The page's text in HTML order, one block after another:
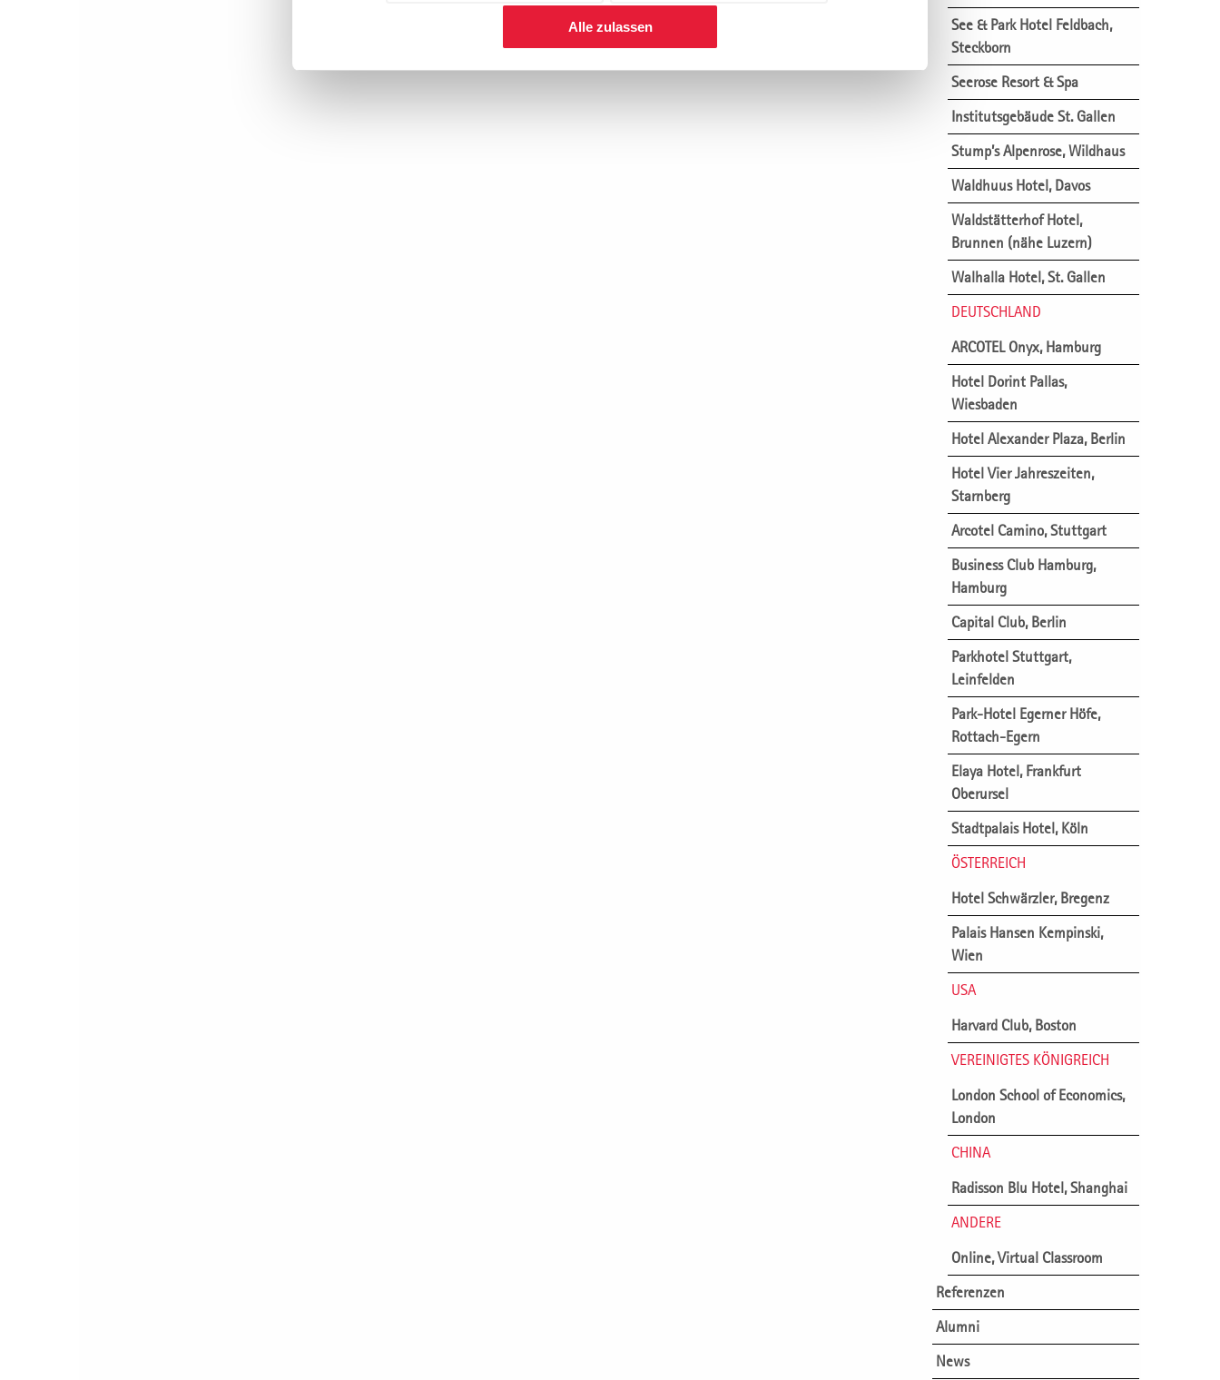
Alle zulassen
See & Park Hotel Feldbach,
Steckborn
Seerose Resort & Spa
Institutsgebäude St. Gallen
Stump’s Alpenrose, Wildhaus
Waldhuus Hotel, Davos
Waldstätterhof Hotel,
Brunnen (nähe Luzern)
Walhalla Hotel, St. Gallen
DEUTSCHLAND
ARCOTEL Onyx, Hamburg
Hotel Dorint Pallas,
Wiesbaden
Hotel Alexander Plaza, Berlin
Hotel Vier Jahreszeiten,
Starnberg
Arcotel Camino, Stuttgart
Business Club Hamburg,
Hamburg
Capital Club, Berlin
Parkhotel Stuttgart,
Leinfelden
Park-Hotel Egerner Höfe,
Rottach-Egern
Elaya Hotel, Frankfurt
Oberursel
Stadtpalais Hotel, Köln
ÖSTERREICH
Hotel Schwärzler, Bregenz
Palais Hansen Kempinski,
Wien
USA
Harvard Club, Boston
VEREINIGTES KÖNIGREICH
London School of Economics,
London
CHINA
Radisson Blu Hotel, Shanghai
ANDERE
Online, Virtual Classroom
Referenzen
Alumni
News